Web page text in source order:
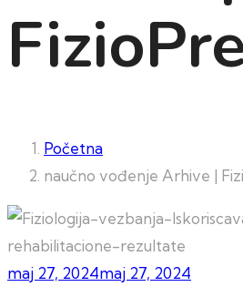
Početna
naučno vođenje Arhive |
maj 27, 2024maj 27, 2024